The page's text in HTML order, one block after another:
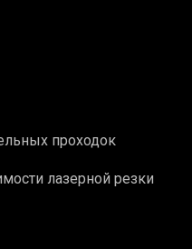
проходок
лазерной резки